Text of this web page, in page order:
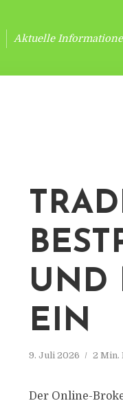
Aktuelle
UND
EIN
9. Juli 2026 2 Min.
Der Online-